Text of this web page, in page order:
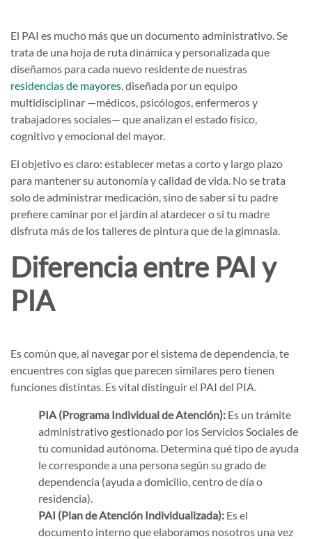
El PAI es mucho más que un documento administrativo. Se
trata de una hoja de ruta dinámica y personalizada que
diseñamos para cada nuevo residente de nuestras
residencias de mayores, diseñada por un equipo
multidisciplinar —médicos, psicólogos, enfermeros y
trabajadores sociales— que analizan el estado físico,
cognitivo y emocional del mayor.
El objetivo es claro: establecer metas a corto y largo plazo
para mantener su autonomía y calidad de vida. No se trata
solo de administrar medicación, sino de saber si tu padre
prefiere caminar por el jardín al atardecer o si tu madre
disfruta más de los talleres de pintura que de la gimnasia.
Diferencia entre PAI y
PIA
Es común que, al navegar por el sistema de dependencia, te
encuentres con siglas que parecen similares pero tienen
funciones distintas. Es vital distinguir el PAI del PIA.
PIA (Programa Individual de Atención): Es un trámite
administrativo gestionado por los Servicios Sociales de
tu comunidad autónoma. Determina qué tipo de ayuda
le corresponde a una persona según su grado de
dependencia (ayuda a domicilio, centro de día o
residencia).
PAI (Plan de Atención Individualizada): Es el
documento interno que elaboramos nosotros una vez